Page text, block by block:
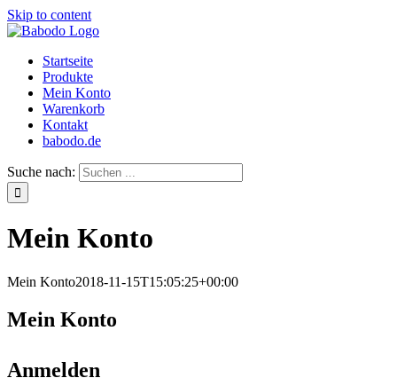
Skip to content
Startseite
Produkte
Mein Konto
Warenkorb
Kontakt
babodo.de
Suche nach:
Mein Konto
Mein Konto2018-11-15T15:05:25+00:00
Mein Konto
Anmelden